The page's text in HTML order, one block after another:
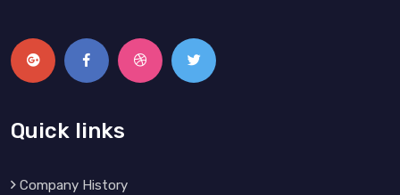
Quick links
Company History